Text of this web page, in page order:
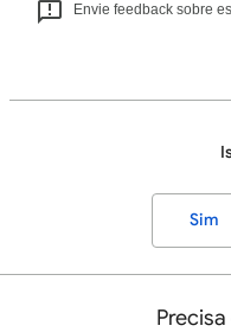
Envie feedback sobre
Sim